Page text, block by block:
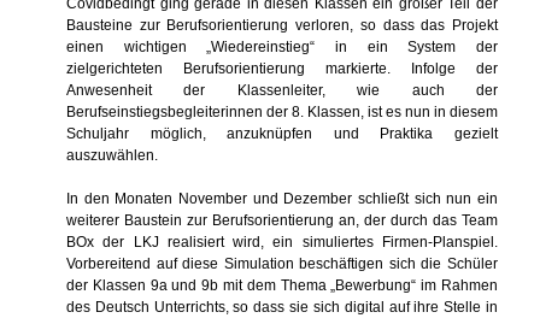
Covidbedingt ging gerade in diesen Klassen ein großer Teil der
Bausteine zur Berufsorientierung verloren, so dass das Projekt
einen wichtigen „Wiedereinstieg“ in ein System der
zielgerichteten Berufsorientierung markierte. Infolge der
Anwesenheit der Klassenleiter, wie auch der
Berufseinstiegsbegleiterinnen der 8. Klassen, ist es nun in diesem
Schuljahr möglich, anzuknüpfen und Praktika gezielt
auszuwählen.
In den Monaten November und Dezember schließt sich nun ein
weiterer Baustein zur Berufsorientierung an, der durch das Team
BOx der LKJ realisiert wird, ein simuliertes Firmen-Planspiel.
Vorbereitend auf diese Simulation beschäftigen sich die Schüler
der Klassen 9a und 9b mit dem Thema „Bewerbung“ im Rahmen
des Deutsch Unterrichts, so dass sie sich digital auf ihre Stelle in